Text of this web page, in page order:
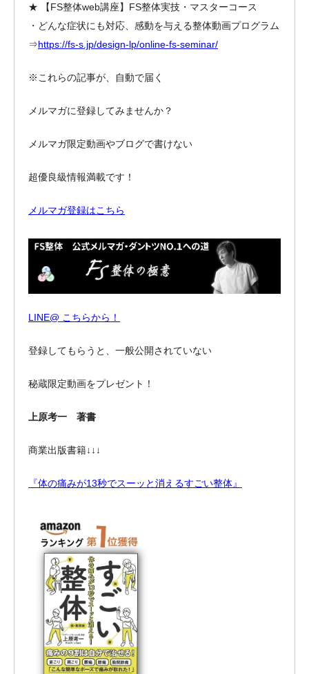
★ 【FS整体web講座】FS整体実技・マスターコース
・どんな症状にも対応、感動を与える整体動画プログラム
⇒https://fs-s.jp/design-lp/online-fs-seminar/
※これらの記事が、自動で届く
メルマガに登録してみませんか？
メルマガ限定動画やブログで書けない
超優良級情報満載です！
メルマガ登録はこちら
LINE@ こちらから！
登録してもらうと、一般公開されていない
秘蔵限定動画をプレゼント！
上原考一 著書
商業出版書籍↓↓↓
『体の痛みが13秒でスーッと消えるすごい整体』